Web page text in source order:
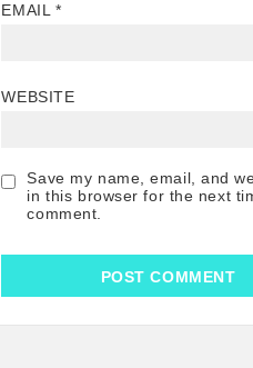
EMAIL *
WEBSITE
Save my name, email, and
in this browser for the next
comment.